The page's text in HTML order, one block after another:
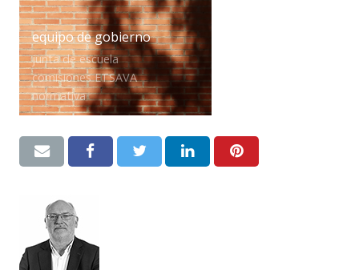
equipo de gobierno
junta de escuela
comisiones ETSAVA
normativa